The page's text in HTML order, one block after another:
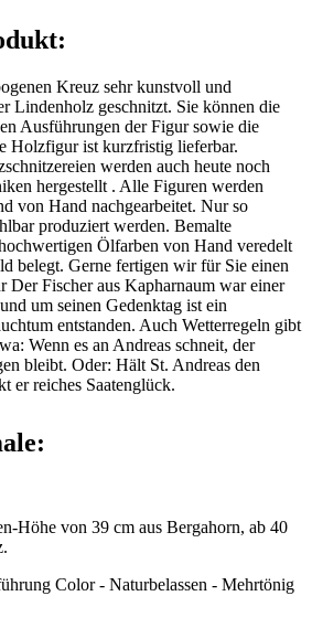
Kreuz sehr kunstvoll und
Lindenholz geschnitzt. Sie können die
Ausführungen der Figur sowie die
Holzfigur ist kurzfristig lieferbar.
werden auch heute noch
hergestellt . Alle Figuren werden
von Hand nachgearbeitet. Nur so
produziert werden. Bemalte
Ölfarben von Hand veredelt
belegt. Gerne fertigen wir für Sie einen
Der Fischer aus Kapharnaum war einer
um seinen Gedenktag ist ein
entstanden. Auch Wetterregeln gibt
Wenn es an Andreas schneit, der
bleibt. Oder: Hält St. Andreas den
er reiches Saatenglück.
Höhe von 39 cm aus Bergahorn, ab 40
Color - Naturbelassen - Mehrtönig